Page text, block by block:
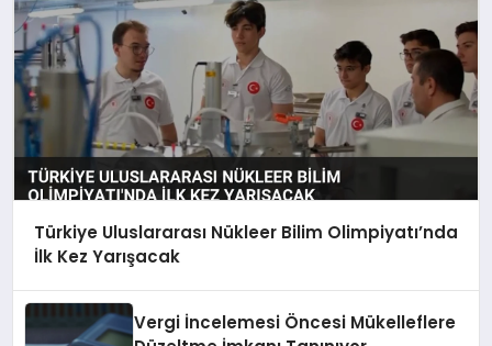
Türkiye Uluslararası Nükleer Bilim Olimpiyatı’nda
İlk Kez Yarışacak
Vergi İncelemesi Öncesi Mükelleflere